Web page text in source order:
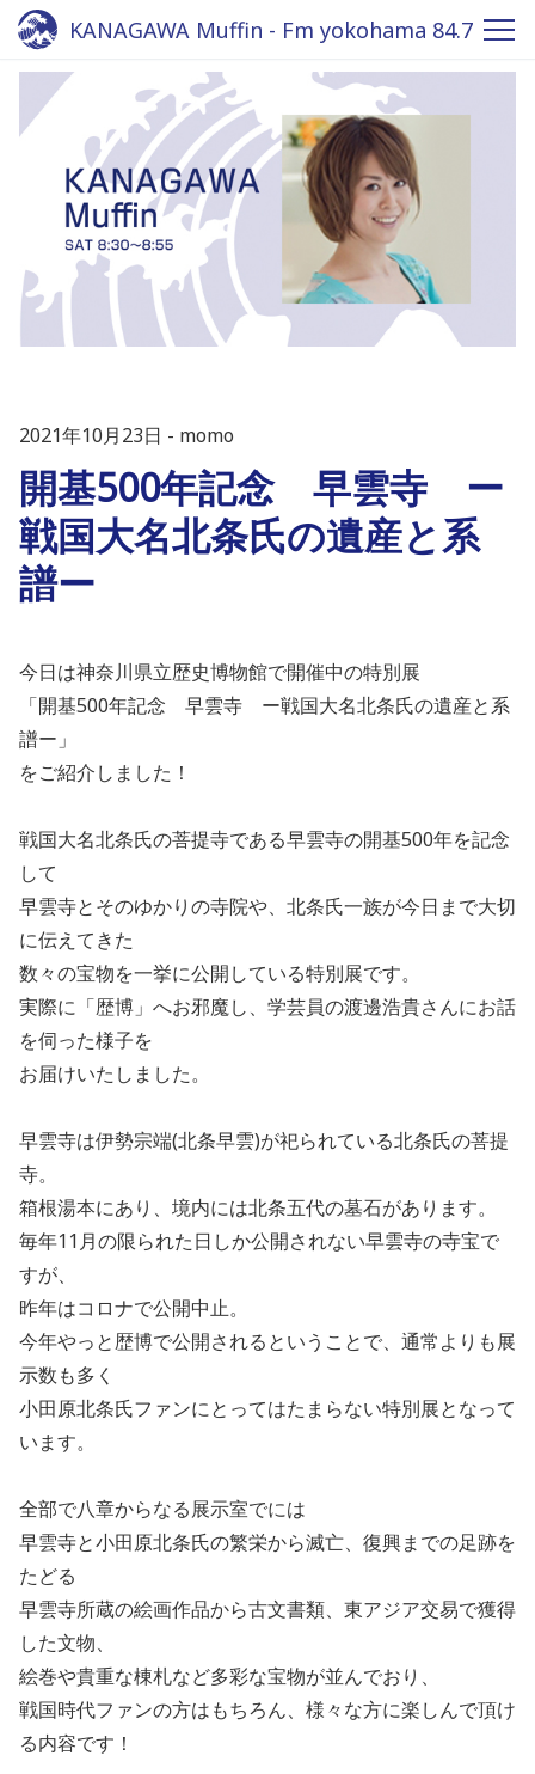
KANAGAWA Muffin - Fm yokohama 84.7
2021年10月23日 momo
開基500年記念 早雲寺 ー
戦国大名北条氏の遺産と系
譜ー
今日は神奈川県立歴史博物館で開催中の特別展
「開基500年記念 早雲寺 ー戦国大名北条氏の遺産と系
譜ー」
をご紹介しました！
戦国大名北条氏の菩提寺である早雲寺の開基500年を記念
して
早雲寺とそのゆかりの寺院や、北条氏一族が今日まで大切
に伝えてきた
数々の宝物を一挙に公開している特別展です。
実際に「歴博」へお邪魔し、学芸員の渡邊浩貴さんにお話
を伺った様子を
お届けいたしました。
早雲寺は伊勢宗端(北条早雲)が祀られている北条氏の菩提
寺。
箱根湯本にあり、境内には北条五代の墓石があります。
毎年11月の限られた日しか公開されない早雲寺の寺宝で
すが、
昨年はコロナで公開中止。
今年やっと歴博で公開されるということで、通常よりも展
示数も多く
小田原北条氏ファンにとってはたまらない特別展となって
います。
全部で八章からなる展示室でには
早雲寺と小田原北条氏の繁栄から滅亡、復興までの足跡を
たどる
早雲寺所蔵の絵画作品から古文書類、東アジア交易で獲得
した文物、
絵巻や貴重な棟札など多彩な宝物が並んでおり、
戦国時代ファンの方はもちろん、様々な方に楽しんで頂け
る内容です！